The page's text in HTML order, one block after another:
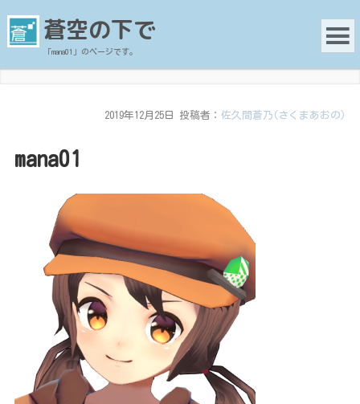
蒼空の下で
「mana01」のページです。
2019年12月25日 投稿者：佐久間蒼乃(さくまあおの)
mana01